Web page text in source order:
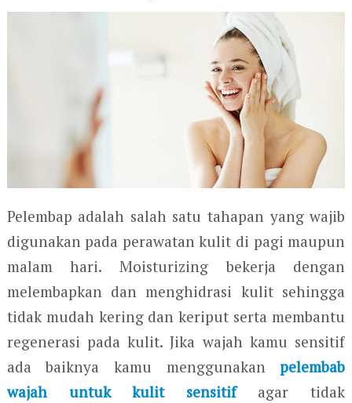
Pelembap adalah salah satu tahapan yang wajib
digunakan pada perawatan kulit di pagi maupun
malam hari. Moisturizing bekerja dengan
melembapkan dan menghidrasi kulit sehingga
tidak mudah kering dan keriput serta membantu
regenerasi pada kulit. Jika wajah kamu sensitif
ada baiknya kamu menggunakanpelembab
wajah untuk kulit sensitifagar tidak